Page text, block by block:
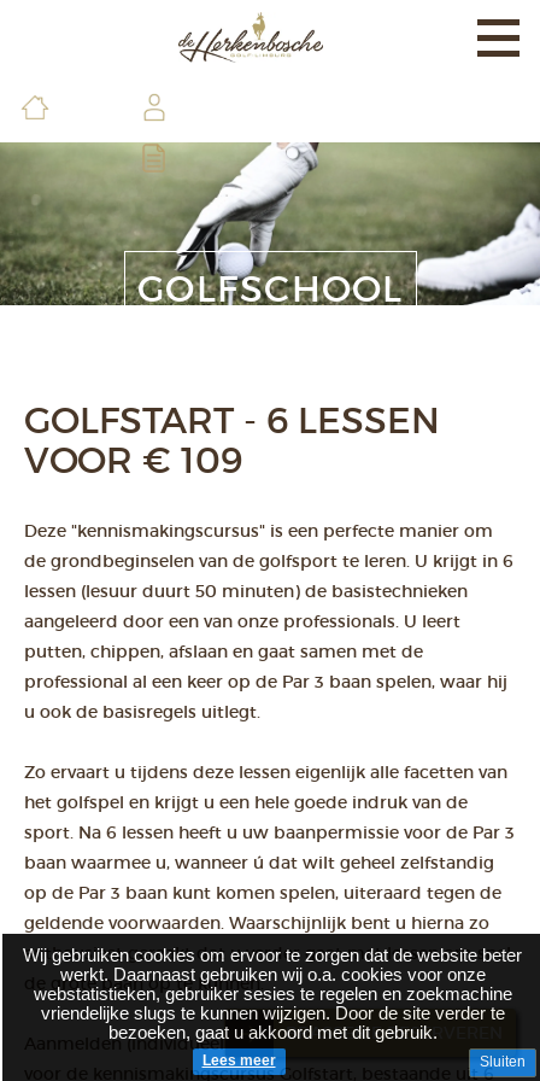
Wij gebruiken cookies om ervoor te zorgen dat de website beter
werkt. Daarnaast gebruiken wij o.a. cookies voor onze
webstatistieken, gebruiker sesies te regelen en zoekmachine
vriendelijke slugs te kunnen wijzigen. Door de site verder te
bezoeken, gaat u akkoord met dit gebruik.
Lees meer Sluiten
EXPERIENCE
BANEN & LAND
BRASSERIE & FACILITEITEN
DE GOLFSCHOOLGOLFSCHOOL
GOLFSTART - 6 LESSEN
VOOR € 109
Deze "kennismakingscursus" is een perfecte manier om
de grondbeginselen van de golfsport te leren. U krijgt in 6
lessen (lesuur duurt 50 minuten) de basistechnieken
aangeleerd door een van onze professionals. U leert
putten, chippen, afslaan en gaat samen met de
professional al een keer op de Par 3 baan spelen, waar hij
u ook de basisregels uitlegt.
Zo ervaart u tijdens deze lessen eigenlijk alle facetten van
het golfspel en krijgt u een hele goede indruk van de
sport. Na 6 lessen heeft u uw baanpermissie voor de Par 3
baan waarmee u, wanneer ú dat wilt geheel zelfstandig
op de Par 3 baan kunt komen spelen, uiteraard tegen de
geldende voorwaarden. Waarschijnlijk bent u hierna zo
enthousiast geraakt dat u verder gaat met lessen om snel
de grote baan op te kunnen.
Aanmelden (individueel of met meer geïnteresseerden)
voor de kennismakingscursus Golfstart, bestaande uit 6
BRASSERIE RESERVEREN